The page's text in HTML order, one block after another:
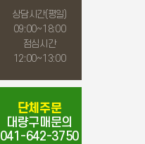
상담시간(평일)
09:00~18:00
점심시간
12:00~13:00
단체주문
대량구매문의
041-642-3750